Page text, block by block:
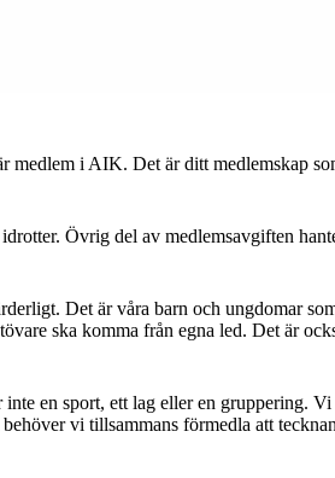
i AIK. Det är ditt medlemskap
Övrig del av medlemsavgiften
Det är våra barn och ungdomar
ska komma från egna led. Det är
en sport, ett lag eller en gruppering. Vi
vi tillsammans förmedla att